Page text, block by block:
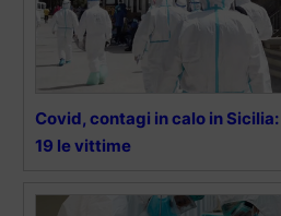
Covid, contagi in calo in
19 le vittime